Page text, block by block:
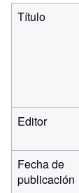
Título
Editor
Fecha de
publicación